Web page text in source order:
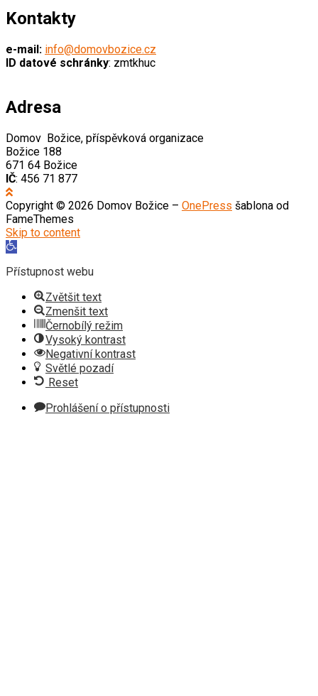
Kontakty
e-mail: info@domovbozice.cz
ID datové schránky: zmtkhuc
Adresa
Domov Božice, příspěvková organizace
Božice 188
671 64 Božice
IČ: 456 71 877
Copyright © 2026 Domov Božice – OnePress šablona od
FameThemes
Skip to content
Open
Přístupnost webu
Zvětšit text
Zmenšit text
Černobílý režim
Vysoký kontrast
Negativní kontrast
Světlé pozadí
Reset
Prohlášení o přístupnosti